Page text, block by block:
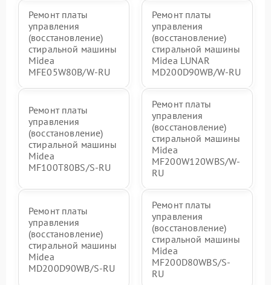
Ремонт платы
управления
(восстановление)
стиральной машины
Midea
MFE05W80B/W-RU
Ремонт платы
управления
(восстановление)
стиральной машины
Midea LUNAR
MD200D90WB/W-RU
Ремонт платы
управления
(восстановление)
стиральной машины
Midea
MF100T80BS/S-RU
Ремонт платы
управления
(восстановление)
стиральной машины
Midea
MF200W120WBS/W-
RU
Ремонт платы
управления
(восстановление)
стиральной машины
Midea
MD200D90WB/S-RU
Ремонт платы
управления
(восстановление)
стиральной машины
Midea
MF200D80WBS/S-
RU